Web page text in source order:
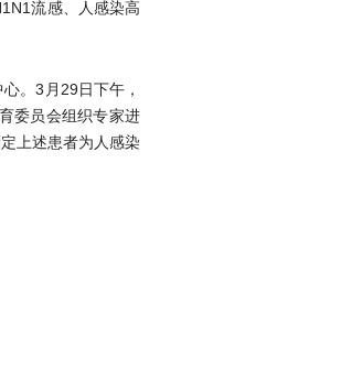
流感、人感染高
。3月29日下午，
委员会组织专家进
上述患者为人感染